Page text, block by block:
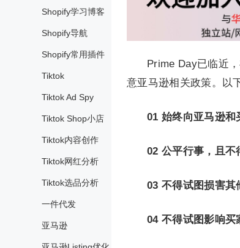
Shopify学习博客
Shopify导航
Shopify常用插件
Tiktok
Tiktok Ad Spy
Tiktok Shop小店
Tiktok内容创作
Tiktok网红分析
Tiktok选品分析
一件代发
亚马逊
Prime Day已临近
意亚马逊相关政策。以
01 始终向亚马逊和
02 公平行事，且不
03 不得试图损害其
04 不得试图影响买